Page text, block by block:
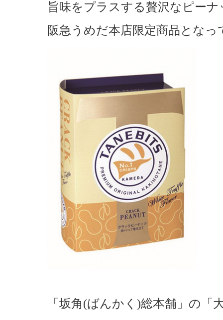
旨味をプラスする贅沢なピー
阪急うめだ本店限定商品となっ
「坂角(ばんかく)総本舗」の「